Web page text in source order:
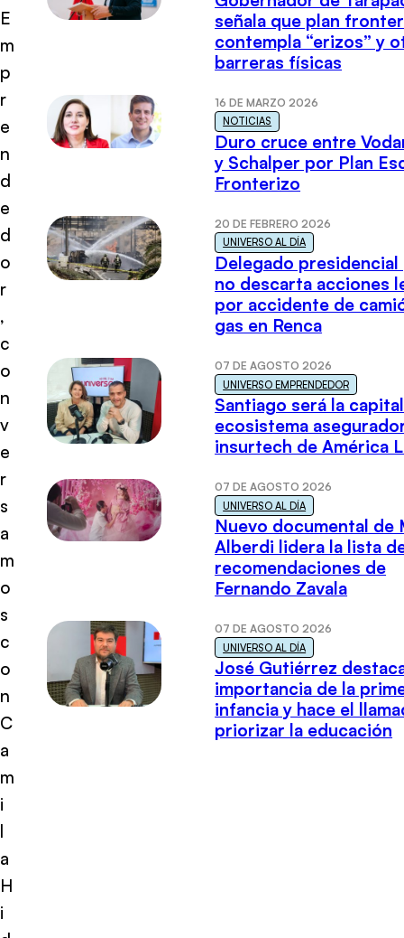
E
m
p
r
e
n
d
e
d
o
r
,
c
o
n
v
e
r
s
a
m
o
s
c
o
n
C
a
m
i
l
a
H
i
señala que plan
contempla “erizos” y
barreras físicas
16 DE MARZO 2026
NOTICIAS
Duro cruce entre
y Schalper por Plan
Fronterizo
20 DE FEBRERO 2026
UNIVERSO AL DÍA
Delegado presidencial
no descarta acciones
por accidente de
gas en Renca
07 DE AGOSTO 2026
UNIVERSO EMPRENDEDOR
Santiago será la
ecosistema
insurtech de América
07 DE AGOSTO 2026
UNIVERSO AL DÍA
Nuevo documental de
Alberdi lidera la lista
recomendaciones de
Fernando Zavala
07 DE AGOSTO 2026
UNIVERSO AL DÍA
José Gutiérrez
importancia de la
infancia y hace el
priorizar la educación